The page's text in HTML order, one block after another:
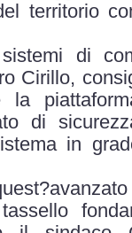
territorio
di
Cirillo,
la
di
in